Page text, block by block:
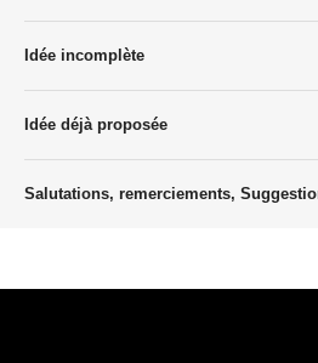
Idée incomplète
Idée déjà proposée
Salutations, remerciements,